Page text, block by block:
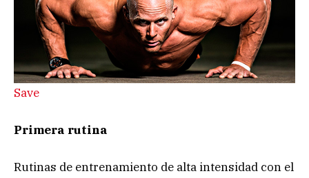
Save
Primera rutina
Rutinas de entrenamiento de alta intensidad con el